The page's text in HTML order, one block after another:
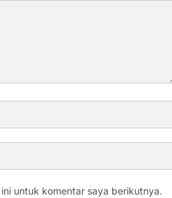
untuk komentar saya berikutnya.